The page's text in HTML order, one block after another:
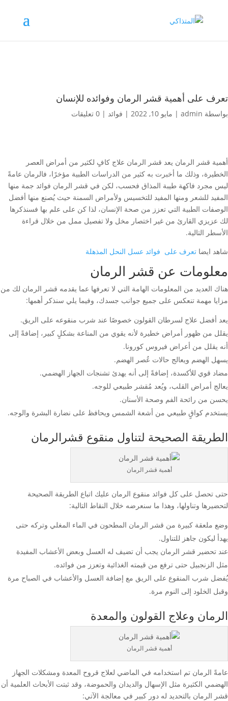
تعرف على أهمية قشر الرمان وفوائده للإنسان
بواسطة admin
| مايو 10, 2022 | فوائد | 0 تعليقات
أهمية قشر الرمان يعد قشر الرمان علاج كافٍ لكثير من أمراض العصر
الخطيرة، وذلك ما أخبرت به كثير من الدراسات الطبية مؤخرًا، فالرمان عامةً
ليس مجرد فاكهة طيبة المذاق فحسب، لكن في قشر الرمان فوائد جمة منها
المفيد للشعر ومنها المفيد للتخسيس ولأمراض السمنة حيث يُصنع منها أفضل
الوصفات الطبية التي تعزز من صحة الإنسان، لذا كن على علم بها فسنذكرها
لك عزيزي القارئ من غير اختصار مخل ولا تفصيل ممل من خلال قراءة
الأسطر التالية.
شاهد ايضا تعرف على فوائد عسل النحل المذهلة
معلومات عن قشر الرمان
هناك العديد من المعلومات الهامة التي لا تعرفها عما يقدمه قشر الرمان لك من
مزايا مهمة تنعكس على جميع جوانب جسدك، وفيما يلي سنذكر أهمها:
يعد أفضل علاج لسرطان القولون خصوصًا عند شرب منقوعه على الريق.
يقلل من ظهور أمراض خطيرة لأنه يقوي من المناعة بشكلٍ كبير، إضافةً إلى
أنه يقلل من أعراض فيروس كورونا.
يسهل الهضم ويعالج حالات عُصر الهضم.
مضاد قوي للأكسدة، إضافةً إلى أنه يهدئ تشنجات الجهاز الهضمي.
يعالج أمراض القلب، ويُعد مُقشر طبيعي للوجه.
يحسن من رائحة الفم وصحة الأسنان.
يستخدم كواقٍ طبيعي من أشعة الشمس ويحافظ على نضارة البشرة والوجه.
الطريقة الصحيحة لتناول منقوع قشرالرمان
أهمية قشر الرمان
حتى تحصل على كل فوائد منقوع الرمان عليك اتباع الطريقة الصحيحة
لتحضيرها وتناولها، وهذا ما سنعرضه خلال النقاط التالية:
وضع ملعقة كبيرة من قشر الرمان المطحون في الماء المغلي وتركه حتى
يهدأ ليكون جاهز للتناول.
عند تحضير قشر الرمان يجب أن تضيف له العسل وبعض الأعشاب المفيدة
مثل الزنجبيل حتى ترفع من قيمته الغذائية وتعزز من فوائده.
يُفضل شرب المنقوع على الريق مع إضافة العسل والأعشاب في الصباح مرة
وقبل الخلود إلى النوم مرة.
الرمان وعلاج القولون والمعدة
أهمية قشر الرمان
عامةً الرمان تم استخدامه في الماضي لعلاج قروح المعدة ومشكلات الجهاز
الهضمي الكثيرة مثل الإسهال والديدان والحموضة، وقد ثبتت الأبحاث العلمية أن
قشر الرمان بالتحديد له دور كبير في معالجة الآتي: